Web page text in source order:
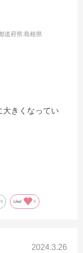
道府県:島根県
大きくなってい
0 Like! 0
2024.3.26